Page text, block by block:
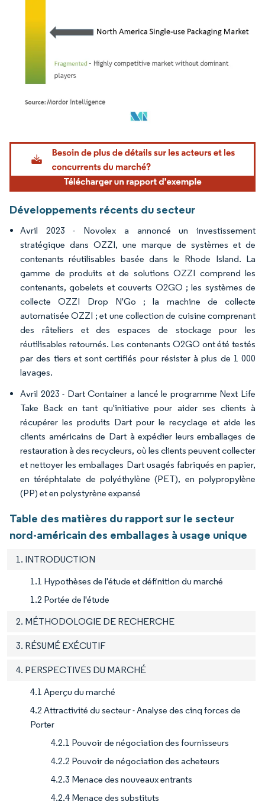
Image © Mordor Intelligence. La réutilisation nécessite une attribution sous CC BY
Développements récents du secteur
Avril 2023 - Novolex a annoncé un investissement
stratégique dans OZZI, une marque de systèmes et de
contenants réutilisables basée dans le Rhode Island. La
gamme de produits et de solutions OZZI comprend les
contenants, gobelets et couverts O2GO ; les systèmes de
collecte OZZI Drop N'Go ; la machine de collecte
automatisée OZZI ; et une collection de cuisine comprenant
des râteliers et des espaces de stockage pour les
réutilisables retournés. Les contenants O2GO ont été testés
par des tiers et sont certifiés pour résister à plus de 1 000
lavages.
Avril 2023 - Dart Container a lancé le programme Next Life
Take Back en tant qu'initiative pour aider ses clients à
récupérer les produits Dart pour le recyclage et aide les
clients américains de Dart à expédier leurs emballages de
restauration à des recycleurs, où les clients peuvent collecter
et nettoyer les emballages Dart usagés fabriqués en papier,
en téréphtalate de polyéthylène (PET), en polypropylène
(PP) et en polystyrène expansé
Table des matières du rapport sur le secteur
nord-américain des emballages à usage unique
1. INTRODUCTION
1.1 Hypothèses de l'étude et définition du marché
1.2 Portée de l'étude
2. MÉTHODOLOGIE DE RECHERCHE
3. RÉSUMÉ EXÉCUTIF
4. PERSPECTIVES DU MARCHÉ
4.1 Aperçu du marché
4.2 Attractivité du secteur - Analyse des cinq forces de
Porter
4.2.1 Pouvoir de négociation des fournisseurs
4.2.2 Pouvoir de négociation des acheteurs
4.2.3 Menace des nouveaux entrants
4.2.4 Menace des substituts